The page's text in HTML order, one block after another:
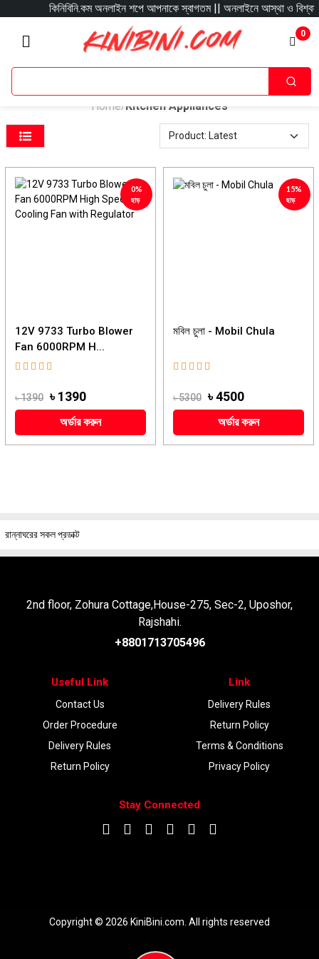
কিনিবিনি.কম অনলাইন শপে আপনাকে স্বাগতম || অনলাইনে আস্থা ও
0
Home/ Kitchen Appliances
0%
ছাড়
12V 9733 Turbo Blower
Fan 6000RPM H...
৳ 1390 ৳ 1390
অর্ডার করুন
15%
ছাড়
মবিল চুলা - Mobil Chula
৳ 5300 ৳ 4500
অর্ডার করুন
রান্নাঘরের সকল প্রডাক্ট
2nd floor, Zohura Cottage,House-275, Sec-2, Uposhor,
Rajshahi.
+8801713705496
Useful Link
Contact Us
Order Procedure
Delivery Rules
Return Policy
Link
Delivery Rules
Return Policy
Terms & Conditions
Privacy Policy
Stay Connected
Copyright © 2026 KiniBini.com. All rights reserved